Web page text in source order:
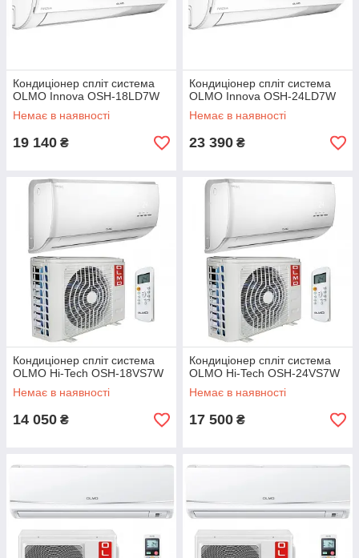
Кондиціонер спліт система
OLMO Innova OSH-18LD7W
Немає в наявності
19 140 ₴
Кондиціонер спліт система
OLMO Innova OSH-24LD7W
Немає в наявності
23 390 ₴
Кондиціонер спліт система
OLMO Hi-Tech OSH-18VS7W
Немає в наявності
14 050 ₴
Кондиціонер спліт система
OLMO Hi-Tech OSH-24VS7W
Немає в наявності
17 500 ₴